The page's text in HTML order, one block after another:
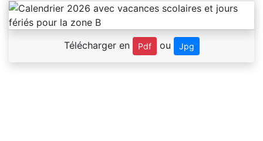
Télécharger en Pdf ou Jpg